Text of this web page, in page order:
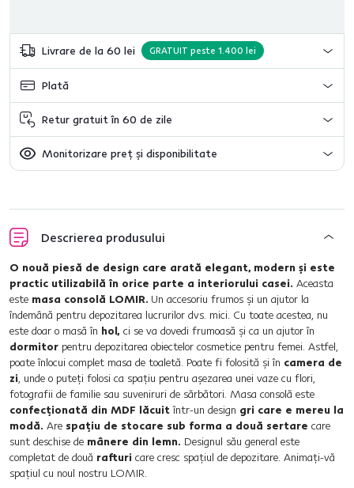
Livrare de la 60 lei GRATUIT peste 1.400 lei
Plată
Retur gratuit în 60 de zile
Monitorizare preț și disponibilitate
Descrierea produsului
O nouă piesă de design care arată elegant, modern şi este
practic utilizabilă în orice parte a interiorului casei. Aceasta
este masa consolă LOMIR. Un accesoriu frumos şi un ajutor la
îndemână pentru depozitarea lucrurilor dvs. mici. Cu toate acestea, nu
este doar o masă în hol, ci se va dovedi frumoasă şi ca un ajutor în
dormitor pentru depozitarea obiectelor cosmetice pentru femei. Astfel,
poate înlocui complet masa de toaletă. Poate fi folosită şi în camera de
zi, unde o puteţi folosi ca spaţiu pentru aşezarea unei vaze cu flori,
fotografii de familie sau suveniruri de sărbători. Masa consolă este
confecţionată din MDF lăcuitîntr-un design gri care e mereu la
modă. Are spaţiu de stocare sub forma a două sertare care
sunt deschise de mânere din lemn. Designul său general este
completat de două rafturi care cresc spaţiul de depozitare. Animaţi-vă
spaţiul cu noul nostru LOMIR.